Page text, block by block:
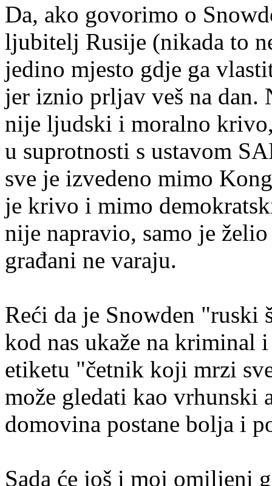
Da, ako govorimo o
ljubitelj Rusije (nikada to
jedino mjesto gdje ga
jer iznio prljav veš na dan.
nije ljudski i moralno
u suprotnosti s ustavom
sve je izvedeno mimo
je krivo i mimo
nije napravio, samo je
građani ne varaju.
Reći da je Snowden "ruski
kod nas ukaže na kriminal
etiketu "četnik koji mrzi
može gledati kao vrhunski
domovina postane bolja i
Sada će još i moj omiljeni